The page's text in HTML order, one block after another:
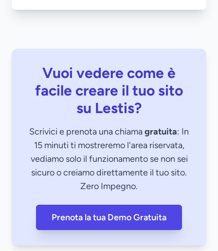
Vuoi vedere come è
facile creare il tuo sito
su Lestis?
Scrivici e prenota una chiamagratuita: In
15 minuti ti mostreremo l'area riservata,
vediamo solo il funzionamento se non sei
sicuro o creiamo direttamente il tuo sito.
Zero Impegno.
Prenota la tua Demo Gratuita